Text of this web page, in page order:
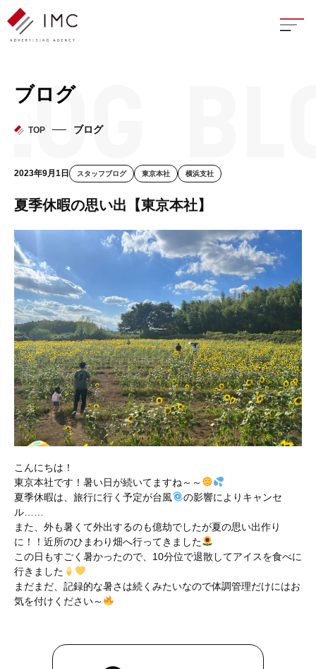
座談
フェ
ブログ
TOP ブログ
2023年9月1日 スタッフブログ 東京本社 横浜支社
夏季休暇の思い出【東京本社】
こんにちは！
東京本社です！暑い日が続いてますね～～
夏季休暇は、旅行に行く予定が台風
の影響によりキャンセ
ル……
また、外も暑くて外出するのも億劫でしたが夏の思い出作り
に！！近所のひまわり畑へ行ってきました
この日もすごく暑かったので、10分位で退散してアイスを食べに
行きました
まだまだ、記録的な暑さは続くみたいなので体調管理だけにはお
気を付けください～